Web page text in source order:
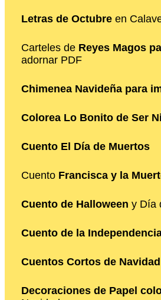
Letras de Octubre en
Carteles de Reyes Magos
adornar PDF
Chimenea Navideña para
Colorea Lo Bonito de Ser
Cuento El Día de Muertos
Cuento Francisca y la
Cuento de Halloween y Día
Cuento de la
Cuentos Cortos de Navidad
Decoraciones de Papel